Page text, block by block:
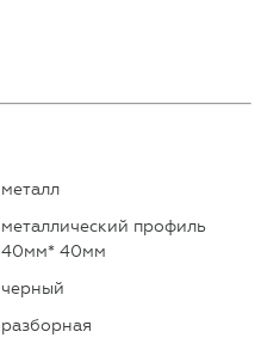
металл
металлический профиль
40мм* 40мм
черный
разборная